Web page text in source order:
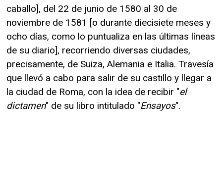
caballo], del 22 de junio de 1580 al 30 de
noviembre de 1581 [o durante diecisiete meses y
ocho días, como lo puntualiza en las últimas líneas
de su diario], recorriendo diversas ciudades,
precisamente, de Suiza, Alemania e Italia. Travesía
que llevó a cabo para salir de su castillo y llegar a
la ciudad de Roma, con la idea de recibir "el
dictamen" de su libro intitulado "Ensayos".